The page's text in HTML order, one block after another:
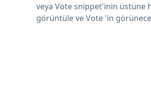
veya Vote snippet'inin üstüne
görüntüle ve Vote 'in